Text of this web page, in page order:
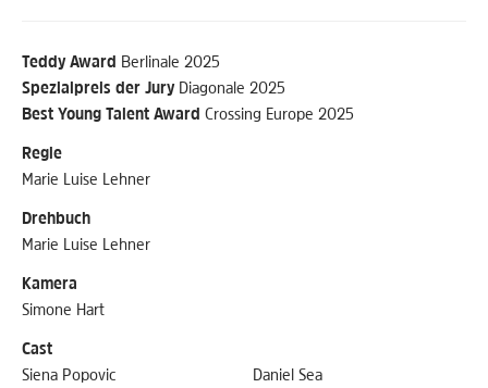
Teddy Award Berlinale 2025
Spezialpreis der JuryDiagonale 2025
Best Young Talent Award Crossing Europe 2025
Regie
Marie Luise Lehner
Drehbuch
Marie Luise Lehner
Kamera
Simone Hart
Cast
Siena Popovic
Daniel Sea